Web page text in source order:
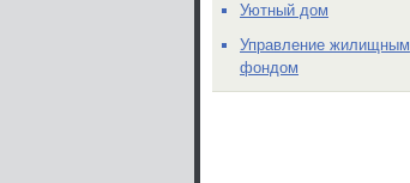
Уютный дом
Управление жилищным
фондом